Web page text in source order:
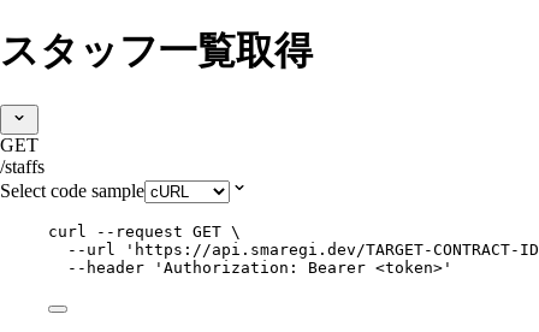
スタッフ一覧取得
GET
/staffs
Select code sample
curl --request GET \
--url
' https://api.smaregi.dev/TARGET-
--header
' Authorization: Bearer <token> '